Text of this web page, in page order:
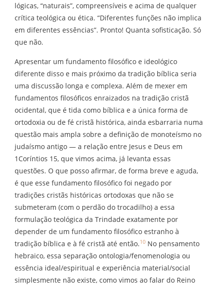
lógicas, “naturais”, compreensíveis e acima de qualquer
crítica teológica ou ética. “Diferentes funções não implica
em diferentes essências”. Pronto! Quanta sofisticação. Só
que não.
Apresentar um fundamento filosófico e ideológico
diferente disso e mais próximo da tradição bíblica seria
uma discussão longa e complexa. Além de mexer em
fundamentos filosóficos enraizados na tradição cristã
ocidental, que é tida como bíblica e a única forma de
ortodoxia ou de fé cristã histórica, ainda esbarraria numa
questão mais ampla sobre a definição de monoteísmo no
judaísmo antigo — a relação entre Jesus e Deus em
1Coríntios 15, que vimos acima, já levanta essas
questões. O que posso afirmar, de forma breve e aguda,
é que esse fundamento filosófico foi negado por
tradições cristãs históricas ortodoxas que não se
submeteram (com o perdão do trocadilho) a essa
formulação teológica da Trindade exatamente por
depender de um fundamento filosófico estranho à
tradição bíblica e à fé cristã até então.10 No pensamento
hebraico, essa separação ontologia/fenomenologia ou
essência ideal/espiritual e experiência material/social
simplesmente não existe, como vimos ao falar do Reino